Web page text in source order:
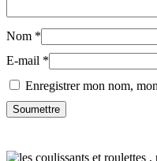
Nom *
E-mail *
Enregistrer mon nom,